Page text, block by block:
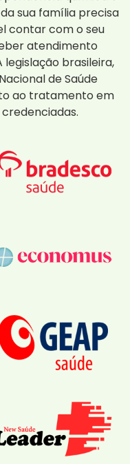
sua família precisa
contar com o seu
atendimento
legislação brasileira,
de Saúde
ao tratamento em